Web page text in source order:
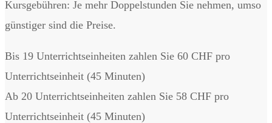
Kursgebühren: Je mehr Doppelstunden Sie nehmen, umso
günstiger sind die Preise.
Bis 19 Unterrichtseinheiten zahlen Sie 60 CHF pro
Unterrichtseinheit (45 Minuten)
Ab 20 Unterrichtseinheiten zahlen Sie 58 CHF pro
Unterrichtseinheit (45 Minuten)